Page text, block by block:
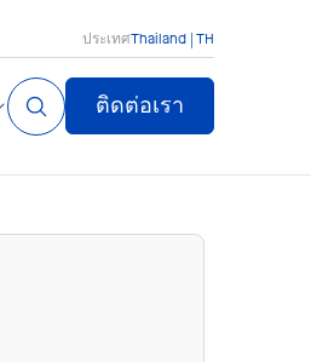
ประเทศThailand | TH
ติดต่อเรา